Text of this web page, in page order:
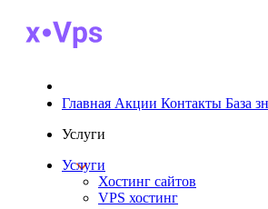
Главная Акции Контакты База
Услуги
Услуги
Хостинг сайтов
VPS хостинг